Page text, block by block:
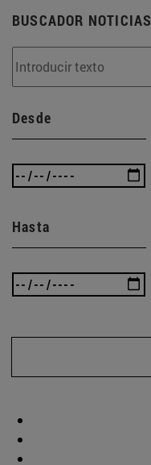
BUSCADOR NOTICIAS
Desde
Hasta